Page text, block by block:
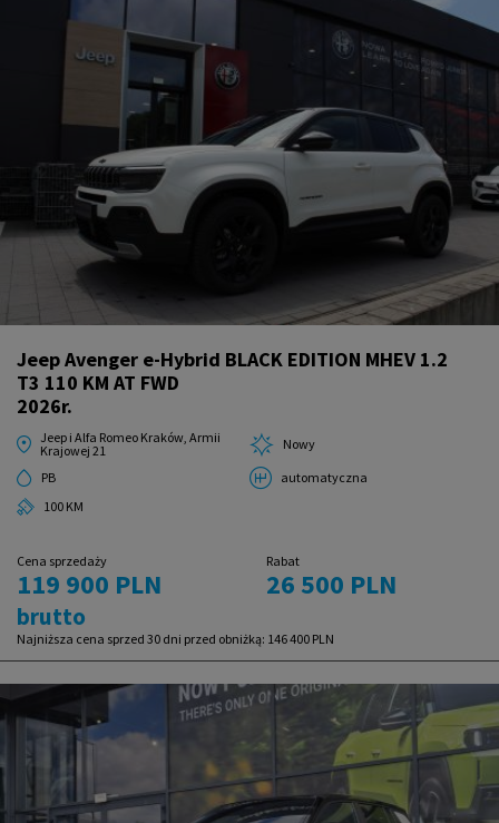
Jeep Avenger e-Hybrid BLACK EDITION MHEV 1.2
T3 110 KM AT FWD
2026r.
Jeep i Alfa Romeo Kraków, Armii
Krajowej 21
Nowy
PB
automatyczna
100 KM
Cena sprzedaży
119 900 PLN
brutto
Rabat
26 500 PLN
Najniższa cena sprzed 30 dni przed obniżką: 146 400 PLN